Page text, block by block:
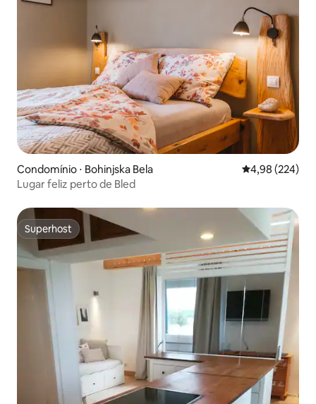
Condomínio ⋅ Bohinjska Bela 4,98 de uma
4,98 (224)
Lugar feliz perto de Bled
Superhost
Superhost